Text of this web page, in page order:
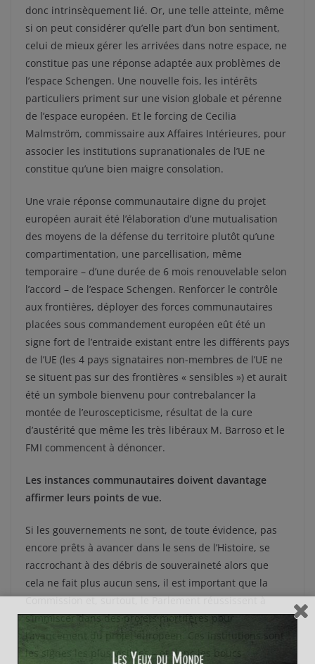
donc intrinsèquement lié. Or, une telle atteinte, même
si on peut considérer qu’elle part d’un bon sentiment,
celui de mieux gérer les arrivées dans notre espace, ne
constitue pas une réponse adaptée aux problèmes de
l’espace Schengen. Une nouvelle fois, les intérêts
particuliers priment sur une vision globale et pérenne
de l’espace européen. Et le forcing de Cecilia
Malmström, commissaire aux Affaires Intérieures, pour
associer les institutions supranationales de l’UE ne
constitue qu’une bien maigre consolation.
Une vraie réponse communautaire digne du projet
européen aurait été l’élaboration d’une mutualisation
des moyens de la défense du territoire plutôt qu’une
compartimentation, une parcellisation, même
temporaire – d’une durée de 6 mois renouvelable selon
l’accord – de l’espace Schengen. Renforcer le contrôle
aux frontières, déployer des forces communautaires
placées sous commandement européen eût été un
signe fort de l’entraide existant entre les différents pays
de l’UE (les 4 pays signataires non-membres de l’UE ne
se situent pas sur des frontières « sensibles ») et aurait
été un symbole bienvenu pour contrebalancer la
montée de l’euroscepticisme, résultat de la cure
d’austérité que même les très libéraux M. Barroso et le
FMI commencent à dénoncer.
Les instances communautaires doivent davantage
affirmer leurs points de vue.
Si les gouvernements ne sont, de toute évidence, pas
encore prêts à avancer dans le sens de l’Histoire, se
raccrochant à des débris de souveraineté alors que
cela ne fait plus aucun sens, il est important que la
Commission et, surtout, le Parlement réussissent à
s’immiscer dans des projets mortifères pour
l’avancement du projet européen. Ces institutions sont
les signes les plus visibles – et donc les boucs